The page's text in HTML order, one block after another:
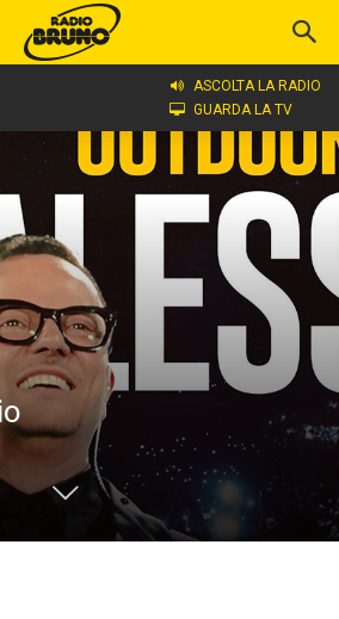
ASCOLTA LA RADIO
GUARDA LA TV